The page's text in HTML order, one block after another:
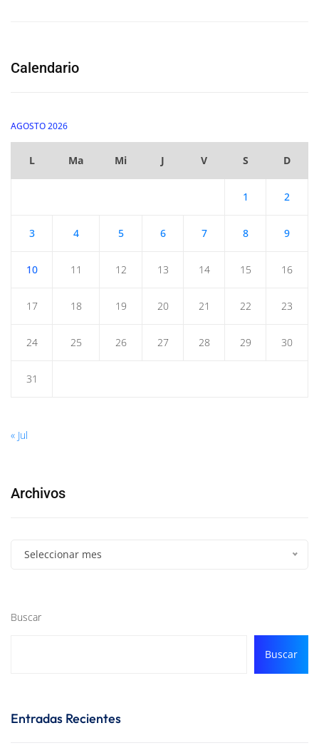
Calendario
AGOSTO 2026
L Ma Mi J V S D
1 2
3 4 5 6 7 8 9
10 11 12 13 14 15 16
17 18 19 20 21 22 23
24 25 26 27 28 29 30
31
« Jul
Archivos
Seleccionar mes
Buscar
Buscar
Entradas Recientes